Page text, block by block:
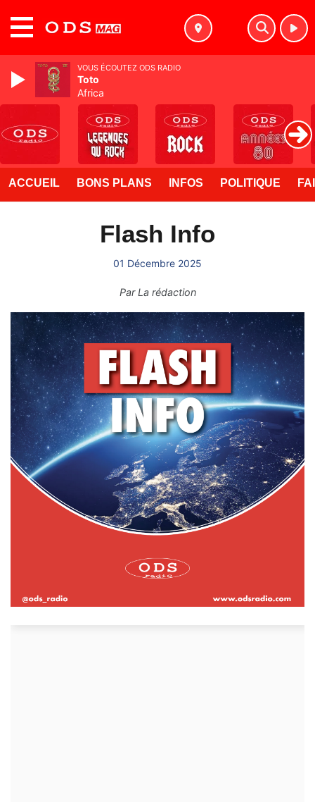
ACCUEIL BONS PLANS INFOS POLITIQUE
Flash Info
01 Décembre 2025
ParLa rédaction
VOUS ÉCOUTEZ ODS RADIO
Toto
Africa